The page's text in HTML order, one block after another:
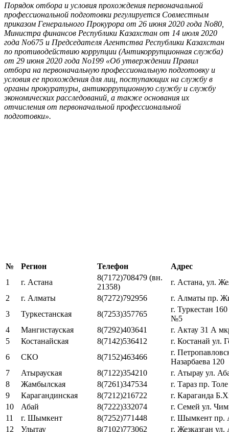
Порядок отбора и условия прохождения первоначальной
профессиональной подготовки регулируется Совместным
приказом Генерального Прокурора от 26 июня 2020 года No80,
Министра финансов Республики Казахстан от 14 июля 2020
года No675 и Председателя Агентства Республики Казахстан
по противодействию коррупции (Антикоррупционная служба)
от 29 июня 2020 года No199 «Об утверждении Правил
отбора на первоначальную профессиональную подготовку и
условия ее прохождения для лиц, поступающих на службу в
органы прокуратуры, антикоррупционную службу и службу
экономических расследований, а также основания их
отчисления от первоначальной профессиональной
подготовки».
№ Регион Телефон
Адрес
1
г. Астана
8(7172)708479 (вн.
21358)
г. Астана, ул.
2
г. Алматы 8(7272)792956
г. Алматы пр.
3
Туркестанская 8(7253)357765
г. Туркестан
№5
4
Мангистауская 8(7292)403641
г. Актау 31 А
5
Костанайская 8(7142)536412
г. Костанай ул.
6
СКО 8(7152)463466
г.
Назарбаева 120
7
Атырауская 8(7122)354210
г. Атырау ул.
8
Жамбылская 8(7261)347534
г. Тараз пр.
9
Карагандинская 8(7212)216722
г. Караганда
10
Абай 8(7222)332074
г. Семей ул.
11
г. Шымкент 8(7252)771448
г. Шымкент пр.
12
Улытау 8(7102)773062 г. Жезказган ул.